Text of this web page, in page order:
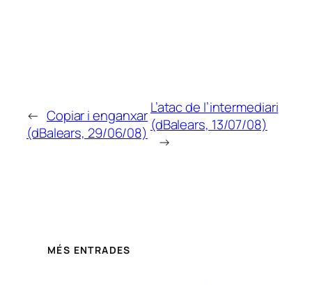
← Copiar i enganxar
(dBalears, 29/06/08)
L’atac de l’intermediari
(dBalears, 13/07/08)
→
MÉS ENTRADES